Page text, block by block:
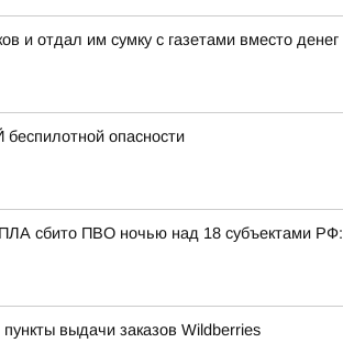
и отдал им сумку с газетами вместо денег
опасности
сбито ПВО ночью над 18 субъектами РФ:
выдачи заказов Wildberries